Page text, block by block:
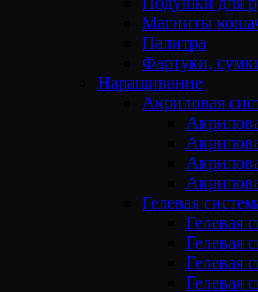
Магниты
Палитра
Фартуки,
Наращивание
Акриловая
Гелевая
Гелевая
Гелевая
Гелевая
Гелевая